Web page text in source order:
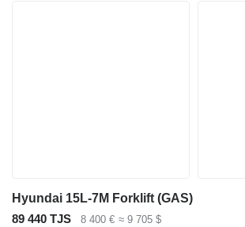
Hyundai 15L-7M Forklift (GAS)
89 440 TJS
8 400 € ≈ 9 705 $